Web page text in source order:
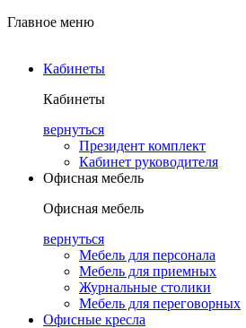
Главное меню
Кабинеты
Кабинеты
вернуться
Президент комплект
Кабинет руководителя
Офисная мебель
Офисная мебель
вернуться
Мебель для персонала
Мебель для приемных
Журнальные столики
Мебель для переговорных
Офисные кресла